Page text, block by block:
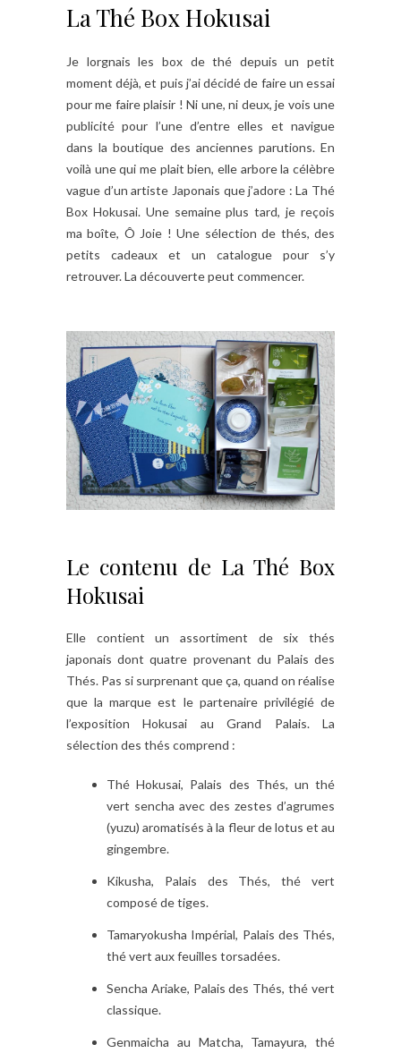
La Thé Box Hokusai
Je lorgnais les box de thé depuis un petit
moment déjà, et puis j’ai décidé de faire un essai
pour me faire plaisir ! Ni une, ni deux, je vois une
publicité pour l’une d’entre elles et navigue
dans la boutique des anciennes parutions. En
voilà une qui me plait bien, elle arbore la célèbre
vague d’un artiste Japonais que j’adore : La Thé
Box Hokusai. Une semaine plus tard, je reçois
ma boîte, Ô Joie ! Une sélection de thés, des
petits cadeaux et un catalogue pour s’y
retrouver. La découverte peut commencer.
Le contenu de La Thé Box
Hokusai
Elle contient un assortiment de six thés
japonais dont quatre provenant du Palais des
Thés. Pas si surprenant que ça, quand on réalise
que la marque est le partenaire privilégié de
l’exposition Hokusai au Grand Palais. La
sélection des thés comprend :
Thé Hokusai, Palais des Thés, un thé
vert sencha avec des zestes d’agrumes
(yuzu) aromatisés à la fleur de lotus et au
gingembre.
Kikusha, Palais des Thés, thé vert
composé de tiges.
Tamaryokusha Impérial, Palais des Thés,
thé vert aux feuilles torsadées.
Sencha Ariake, Palais des Thés, thé vert
classique.
Genmaicha au Matcha, Tamayura, thé